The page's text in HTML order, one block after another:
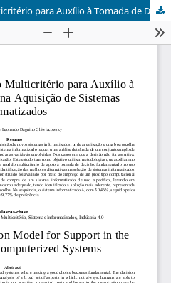
Um Modelo de Decisão Multicritério para Auxílio à Tomada de Decisão na Aquisição de Sistemas Informatizados